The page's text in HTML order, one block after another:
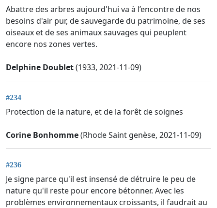
Abattre des arbres aujourd'hui va à l’encontre de nos
besoins d'air pur, de sauvegarde du patrimoine, de ses
oiseaux et de ses animaux sauvages qui peuplent
encore nos zones vertes.
Delphine Doublet(1933, 2021-11-09)
#234
Protection de la nature, et de la forêt de soignes
Corine Bonhomme(Rhode Saint genèse, 2021-11-09)
#236
Je signe parce qu'il est insensé de détruire le peu de
nature qu'il reste pour encore bétonner. Avec les
problèmes environnementaux croissants, il faudrait au